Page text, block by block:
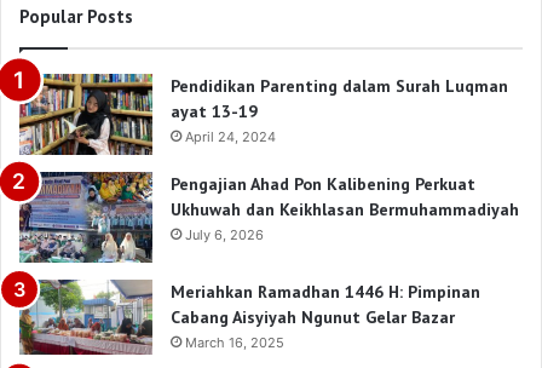
Popular Posts
Pendidikan Parenting dalam Surah Luqman
ayat 13-19
April 24, 2024
Pengajian Ahad Pon Kalibening Perkuat
Ukhuwah dan Keikhlasan Bermuhammadiyah
July 6, 2026
Meriahkan Ramadhan 1446 H: Pimpinan
Cabang Aisyiyah Ngunut Gelar Bazar
March 16, 2025